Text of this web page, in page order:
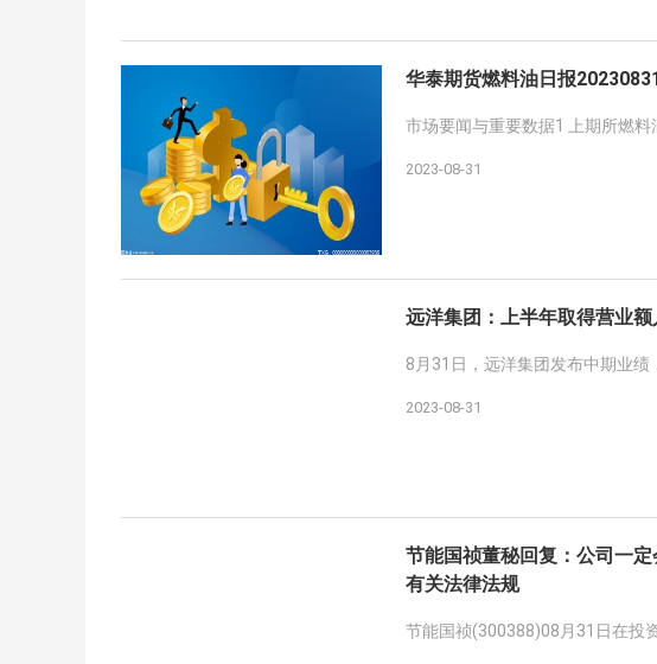
华泰期货燃料油日报
市场要闻与重要数据1 上期所燃
2023-08-31
远洋集团：上半年取得营业
8月31日，远洋集团发布中期业
2023-08-31
节能国祯董秘回复：公司一
有关法律法规
节能国祯(300388)08月31日在投